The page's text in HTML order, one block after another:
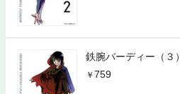
鉄腕バーディー（３）
759